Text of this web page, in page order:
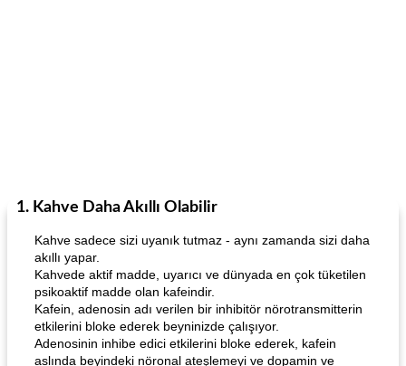
1. Kahve Daha Akıllı Olabilir
Kahve sadece sizi uyanık tutmaz - aynı zamanda sizi daha
akıllı yapar.
Kahvede aktif madde, uyarıcı ve dünyada en çok tüketilen
psikoaktif madde olan kafeindir.
Kafein, adenosin adı verilen bir inhibitör nörotransmitterin
etkilerini bloke ederek beyninizde çalışıyor.
Adenosinin inhibe edici etkilerini bloke ederek, kafein
aslında beyindeki nöronal ateşlemeyi ve dopamin ve